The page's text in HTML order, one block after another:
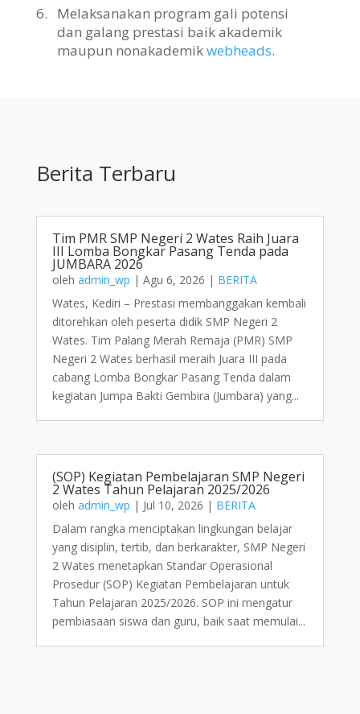
6.
Melaksanakan program gali potensi
dan galang prestasi baik akademik
maupun nonakademikwebheads.
Berita Terbaru
Tim PMR SMP Negeri 2 Wates Raih Juara
III Lomba Bongkar Pasang Tenda pada
JUMBARA 2026
oleh admin_wp | Agu 6, 2026 | BERITA
Wates, Kediri – Prestasi membanggakan kembali
ditorehkan oleh peserta didik SMP Negeri 2
Wates. Tim Palang Merah Remaja (PMR) SMP
Negeri 2 Wates berhasil meraih Juara III pada
cabang Lomba Bongkar Pasang Tenda dalam
kegiatan Jumpa Bakti Gembira (Jumbara) yang...
(SOP) Kegiatan Pembelajaran SMP Negeri
2 Wates Tahun Pelajaran 2025/2026
oleh admin_wp | Jul 10, 2026 | BERITA
Dalam rangka menciptakan lingkungan belajar
yang disiplin, tertib, dan berkarakter, SMP Negeri
2 Wates menetapkan Standar Operasional
Prosedur (SOP) Kegiatan Pembelajaran untuk
Tahun Pelajaran 2025/2026. SOP ini mengatur
pembiasaan siswa dan guru, baik saat memulai...